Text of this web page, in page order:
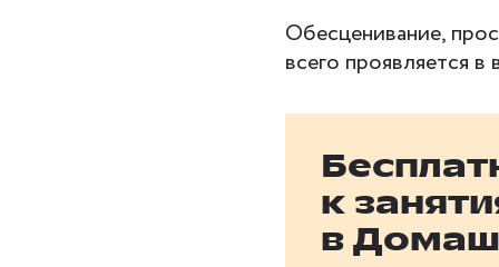
Обесценивание,
всего проявляется
к
в